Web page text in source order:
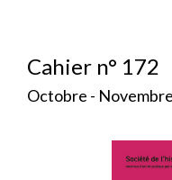
Cahier n° 172
Octobre -